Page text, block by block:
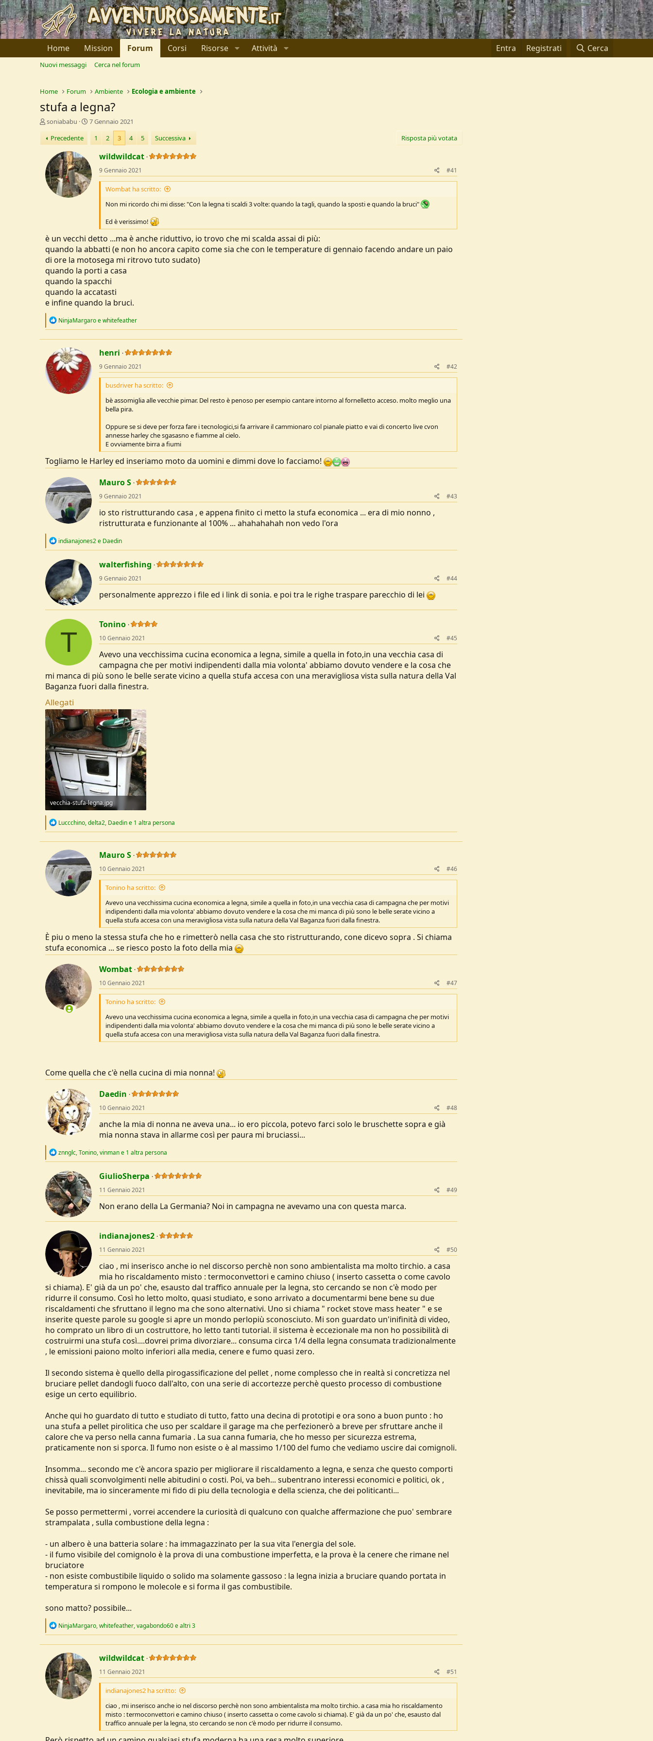
Home Mission Forum Corsi Risorse Attività Entra Registrati Cerca
Nuovi messaggi Cerca nel forum
Home Forum Ambiente Ecologia e ambiente
stufa a legna?
C
e
a
o
r
e
D
s
s
i
o
n
e
soniababu
D
a
i
I
n
7 Gennaio 2021
Precedente
1 2 3 4 5 Successiva Risposta più votata
wildwildcat
9 Gennaio 2021 #41
Wombat ha scritto:
Non mi ricordo chi mi disse: "Con la legna ti scaldi 3 volte: quando la tagli, quando la sposti e quando la bruci"
Ed è verissimo!
è un vecchi detto ...ma è anche riduttivo, io trovo che mi scalda assai di più:
quando la abbatti (e non ho ancora capito come sia che con le temperature di gennaio facendo andare un paio
di ore la motosega mi ritrovo tuto sudato)
quando la porti a casa
quando la spacchi
quando la accatasti
e infine quando la bruci.
R
t
i
o
n
s
:
NinjaMargaroewhitefeather
henri
9 Gennaio 2021 #42
busdriver ha scritto:
bè assomiglia alle vecchie pimar. Del resto è penoso per esempio cantare intorno al fornelletto acceso. molto meglio una
bella pira.
Oppure se si deve per forza fare i tecnologici,si fa arrivare il cammionaro col pianale piatto e vai di concerto live cvon
annesse harley che sgasasno e fiamme al cielo.
E ovviamente birra a fiumi
Togliamo le Harley ed inseriamo moto da uomini e dimmi dove lo facciamo!
Mauro S
9 Gennaio 2021 #43
io sto ristrutturando casa , e appena finito ci metto la stufa economica ... era di mio nonno ,
ristrutturata e funzionante al 100% ... ahahahahah non vedo l'ora
R
c
o
n
s
:
indianajones2e Daedin
walterfishing
9 Gennaio 2021 #44
personalmente apprezzo i file ed i link di sonia. e poi tra le righe traspare parecchio di lei
T
Tonino
10 Gennaio 2021 #45
Avevo una vecchissima cucina economica a legna, simile a quella in foto,in una vecchia casa di
campagna che per motivi indipendenti dalla mia volonta' abbiamo dovuto vendere e la cosa che
mi manca di più sono le belle serate vicino a quella stufa accesa con una meravigliosa vista sulla natura della Val
Baganza fuori dalla finestra.
Allegati
vecchia-stufa-legna.jpg
56,5 KB · Visite: 1.537
R
t
i
o
n
s
:
Luccchino,delta2, Daedine 1 altra persona
Mauro S
10 Gennaio 2021 #46
Tonino ha scritto:
Avevo una vecchissima cucina economica a legna, simile a quella in foto,in una vecchia casa di campagna che per motivi
indipendenti dalla mia volonta' abbiamo dovuto vendere e la cosa che mi manca di più sono le belle serate vicino a
quella stufa accesa con una meravigliosa vista sulla natura della Val Baganza fuori dalla finestra.
È piu o meno la stessa stufa che ho e rimetterò nella casa che sto ristrutturando, cone dicevo sopra . Si chiama
stufa economica ... se riesco posto la foto della mia
Wombat
10 Gennaio 2021 #47
Tonino ha scritto:
Avevo una vecchissima cucina economica a legna, simile a quella in foto,in una vecchia casa di campagna che per motivi
indipendenti dalla mia volonta' abbiamo dovuto vendere e la cosa che mi manca di più sono le belle serate vicino a
quella stufa accesa con una meravigliosa vista sulla natura della Val Baganza fuori dalla finestra.
Come quella che c'è nella cucina di mia nonna!
Daedin
10 Gennaio 2021 #48
anche la mia di nonna ne aveva una... io ero piccola, potevo farci solo le bruschette sopra e già
mia nonna stava in allarme così per paura mi bruciassi...
R
c
t
i
o
n
s
:
znnglc,Tonino,vinmane 1 altra persona
GiulioSherpa
11 Gennaio 2021 #49
Non erano della La Germania? Noi in campagna ne avevamo una con questa marca.
indianajones2
11 Gennaio 2021 #50
ciao , mi inserisco anche io nel discorso perchè non sono ambientalista ma molto tirchio. a casa
mia ho riscaldamento misto : termoconvettori e camino chiuso ( inserto cassetta o come cavolo
si chiama). E' già da un po' che, esausto dal traffico annuale per la legna, sto cercando se non c'è modo per
ridurre il consumo. Così ho letto molto, quasi studiato, e sono arrivato a documentarmi bene bene su due
riscaldamenti che sfruttano il legno ma che sono alternativi. Uno si chiama " rocket stove mass heater " e se
inserite queste parole su google si apre un mondo perlopiù sconosciuto. Mi son guardato un'inifinità di video,
ho comprato un libro di un costruttore, ho letto tanti tutorial. il sistema è eccezionale ma non ho possibilità di
costruirmi una stufa così....dovrei prima divorziare... consuma circa 1/4 della legna consumata tradizionalmente
, le emissioni paiono molto inferiori alla media, cenere e fumo quasi zero.
Il secondo sistema è quello della pirogassificazione del pellet , nome complesso che in realtà si concretizza nel
bruciare pellet dandogli fuoco dall'alto, con una serie di accortezze perchè questo processo di combustione
esige un certo equilibrio.
Anche qui ho guardato di tutto e studiato di tutto, fatto una decina di prototipi e ora sono a buon punto : ho
una stufa a pellet pirolitica che uso per scaldare il garage ma che perfezionerò a breve per sfruttare anche il
calore che va perso nella canna fumaria . La sua canna fumaria, che ho messo per sicurezza estrema,
praticamente non si sporca. Il fumo non esiste o è al massimo 1/100 del fumo che vediamo uscire dai comignoli.
Insomma... secondo me c'è ancora spazio per migliorare il riscaldamento a legna, e senza che questo comporti
chissà quali sconvolgimenti nelle abitudini o costi. Poi, va beh... subentrano interessi economici e politici, ok ,
inevitabile, ma io sinceramente mi fido di piu della tecnologia e della scienza, che dei politicanti...
Se posso permettermi , vorrei accendere la curiosità di qualcuno con qualche affermazione che puo' sembrare
strampalata , sulla combustione della legna :
- un albero è una batteria solare : ha immagazzinato per la sua vita l'energia del sole.
- il fumo visibile del comignolo è la prova di una combustione imperfetta, e la prova è la cenere che rimane nel
bruciatore
- non esiste combustibile liquido o solido ma solamente gassoso : la legna inizia a bruciare quando portata in
temperatura si rompono le molecole e si forma il gas combustibile.
sono matto? possibile...
R
t
i
o
n
s
:
NinjaMargaro,whitefeather,vagabondo60e altri 3
wildwildcat
11 Gennaio 2021 #51
indianajones2 ha scritto:
ciao , mi inserisco anche io nel discorso perchè non sono ambientalista ma molto tirchio. a casa mia ho riscaldamento
misto : termoconvettori e camino chiuso ( inserto cassetta o come cavolo si chiama). E' già da un po' che, esausto dal
traffico annuale per la legna, sto cercando se non c'è modo per ridurre il consumo.